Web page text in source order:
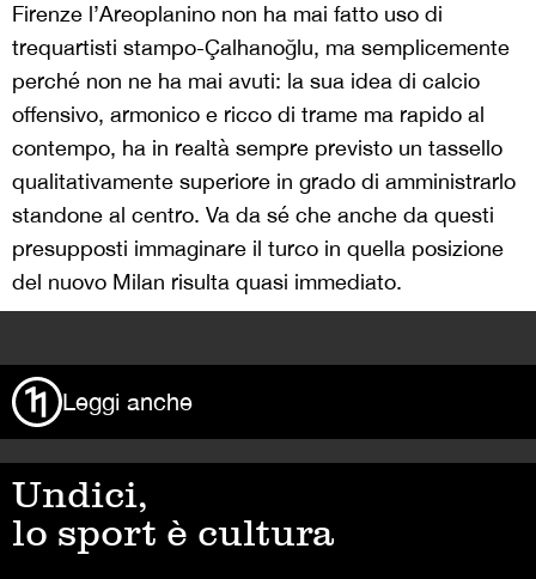
Firenze l’Areoplanino non ha mai fatto uso di
trequartisti stampo-Çalhanoğlu, ma semplicemente
perché non ne ha mai avuti: la sua idea di calcio
offensivo, armonico e ricco di trame ma rapido al
contempo, ha in realtà sempre previsto un tassello
qualitativamente superiore in grado di amministrarlo
standone al centro. Va da sé che anche da questi
presupposti immaginare il turco in quella posizione
del nuovo Milan risulta quasi immediato.
Leggi anche
Undici,
lo sport è cultura